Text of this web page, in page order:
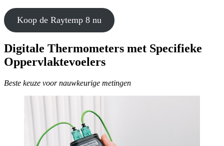
Koop de Raytemp 8 nu
Digitale Thermometers met Specifieke
Oppervlaktevoelers
Beste keuze voor nauwkeurige metingen